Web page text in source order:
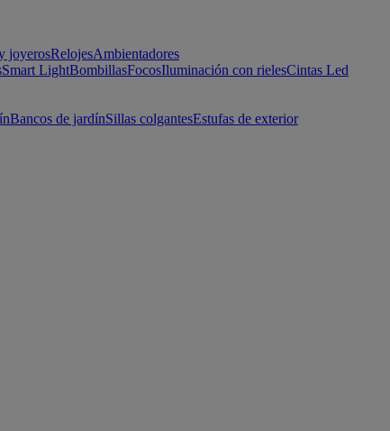
joyerosRelojesAmbientadores
Smart LightBombillasFocosIluminación con rielesCintas Led
Bancos de jardínSillas colgantesEstufas de exterior